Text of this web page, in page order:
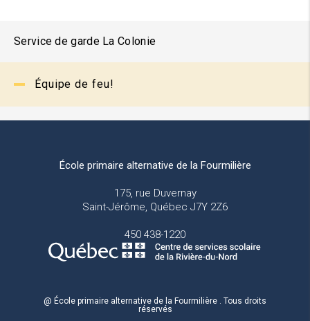
Service de garde La Colonie
Équipe de feu!
École primaire alternative de la Fourmilière
175, rue Duvernay
Saint-Jérôme, Québec J7Y 2Z6
450 438-1220
@ École primaire alternative de la Fourmilière . Tous droits
réservés